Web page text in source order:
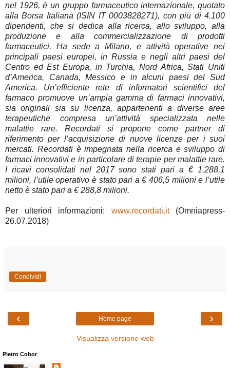
nel 1926, è un gruppo farmaceutico internazionale, quotato
alla Borsa Italiana (ISIN IT 0003828271), con più di 4.100
dipendenti, che si dedica alla ricerca, allo sviluppo, alla
produzione e alla commercializzazione di prodotti
farmaceutici. Ha sede a Milano, e attività operative nei
principali paesi europei, in Russia e negli altri paesi del
Centro ed Est Europa, in Turchia, Nord Africa, Stati Uniti
d’America, Canada, Messico e in alcuni paesi del Sud
America. Un’efficiente rete di informatori scientifici del
farmaco promuove un’ampia gamma di farmaci innovativi,
sia originali sia su licenza, appartenenti a diverse aree
terapeutiche compresa un’attività specializzata nelle
malattie rare. Recordati si propone come partner di
riferimento per l’acquisizione di nuove licenze per i suoi
mercati. Recordati è impegnata nella ricerca e sviluppo di
farmaci innovativi e in particolare di terapie per malattie rare.
I ricavi consolidati nel 2017 sono stati pari a € 1.288,1
milioni, l’utile operativo è stato pari a € 406,5 milioni e l’utile
netto è stato pari a € 288,8 milioni.
Per ulteriori informazioni: www.recordati.it (Omniapress-
26.07.2018)
Condividi
‹ ›
Home page
Visualizza versione web
Pietro Cobor